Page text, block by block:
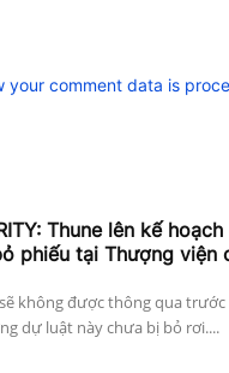
your comment data is
Thune lên kế
phiếu tại Thượng viện
không được thông qua
dự luật này chưa bị bỏ rơi....